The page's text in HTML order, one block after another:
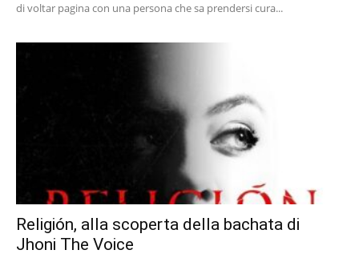
di voltar pagina con una persona che sa prendersi cura...
Religión, alla scoperta della bachata di
Jhoni The Voice